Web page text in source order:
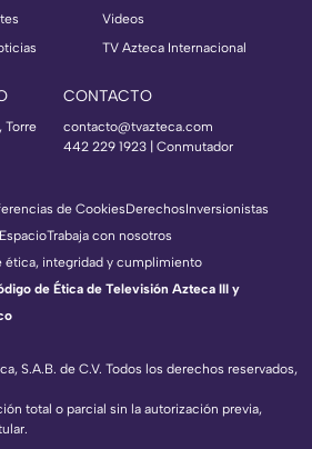
Videos
TV Azteca Internacional
Torre
CONTACTO
contacto@tvazteca.com
442 229 1923 | Conmutador
S.A.B. de C.V. Todos los derechos reservados,
total o parcial sin la autorización previa,
de CookiesDerechosInversionistas
Trabaja con nosotros
ética, integridad y cumplimiento
de Ética de Televisión Azteca III y